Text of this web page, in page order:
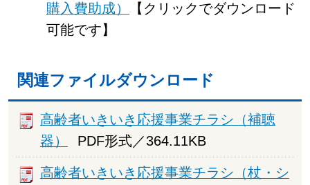
購入費助成）
【クリックでダウンロード
可能です】
関連ファイルダウンロード
高齢者いきいき応援事業チラシ（補聴
器）
PDF形式／364.11KB
高齢者いきいき応援事業チラシ（杖・シ